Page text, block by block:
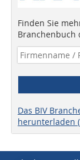
Finden Sie
Branchenbuch
Das BIV
herunterladen